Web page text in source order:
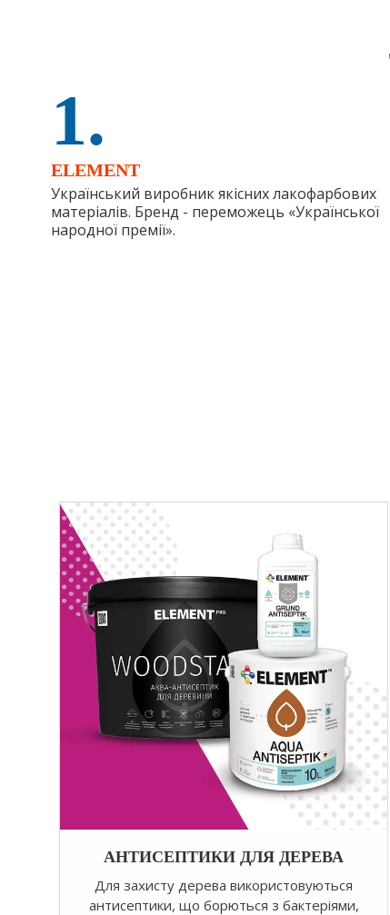
1.
ELEMENT
Український виробник якісних лакофарбових
матеріалів. Бренд - переможець «Української
народної премії».
АНТИСЕПТИКИ ДЛЯ ДЕРЕВА
Для захисту дерева використовуються
антисептики, що борються з бактеріями,